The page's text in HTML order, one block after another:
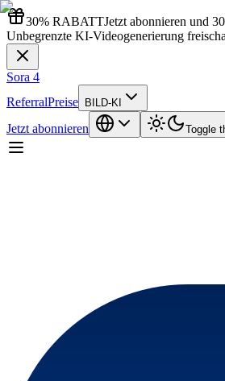
30% RABATTJetzt abonnieren und
Unbegrenzte KI-Videogenerierung
Sora 4
ReferralPreise BILD-KI
Jetzt abonnieren Toggle